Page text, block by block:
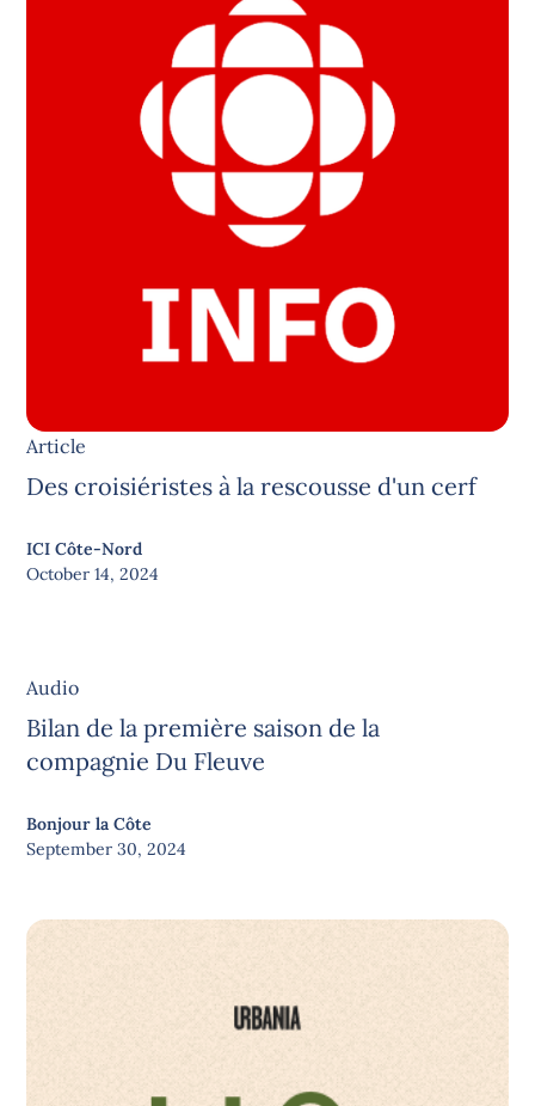
Article
Des croisiéristes à la rescousse d'un cerf
ICI Côte-Nord
October 14, 2024
Audio
Bilan de la première saison de la
compagnie Du Fleuve
Bonjour la Côte
September 30, 2024